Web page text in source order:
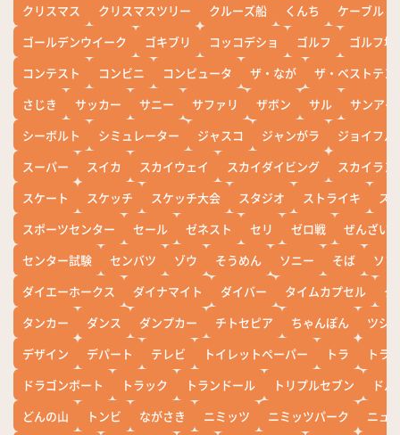
クリスマス
クリスマスツリー クルーズ船 くんち
ケーブル
ゴールデンウイーク
ゴキブリ コッコデショ ゴルフ
ゴルフ場
コンテスト
コンビニ コンピュータ ザ・なが
ザ・ベストテン
さじき
サッカー サニー サファリ ザボン サル
サンアイ
シーボルト
シミュレーター ジャスコ ジャンがラ
ジョイフル
スーパー
スイカ スカイウェイ スカイダイビング
スカイラン
スケート
スケッチ スケッチ大会 スタジオ ストライキ
ス
スポーツセンター
セール ゼネスト セリ ゼロ戦
ぜんざい
センター試験
センバツ ゾウ そうめん ソニー そば
ソ
ダイエーホークス
ダイナマイト ダイバー タイムカプセル
タ
タンカー
ダンス ダンプカー チトセピア ちゃんぽん
ツシ
デザイン
デパート テレビ トイレットペーパー トラ
トラ
ドラゴンボート
トラック トランドール トリプルセブン
ド
どんの山
トンビ ながさき ニミッツ ニミッツパーク ニュ